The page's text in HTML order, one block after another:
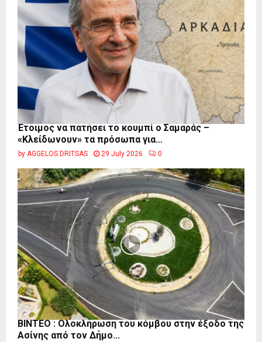
Έτοιμος να πατήσει το κουμπί ο Σαμαράς –
«Κλείδωνουν» τα πρόσωπα για...
by AGGELOS DRITSAS 29 July 2026 0
ΒΙΝΤΕΟ : Ολοκλήρωση του κόμβου στην έξοδο της
Ασίνης από τον Δήμο...